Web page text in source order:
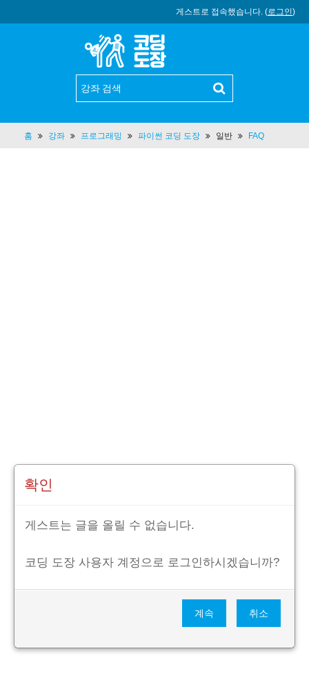
게스트로 접속했습니다. (로그인)
홈 강좌 프로그래밍 파이썬 코딩 도장 일반 FAQ
확인
게스트는 글을 올릴 수 없습니다.
코딩 도장 사용자 계정으로 로그인하시겠습니까?